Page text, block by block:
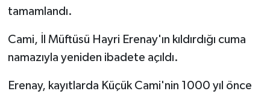
tamamlandı.
Cami, İl Müftüsü Hayri Erenay'ın kıldırdığı cuma
namazıyla yeniden ibadete açıldı.
Erenay, kayıtlarda Küçük Cami'nin 1000 yıl önce
Bilecik Müftülüğü
Bingöl Müftülüğü
Kültür-Sanat
Aile